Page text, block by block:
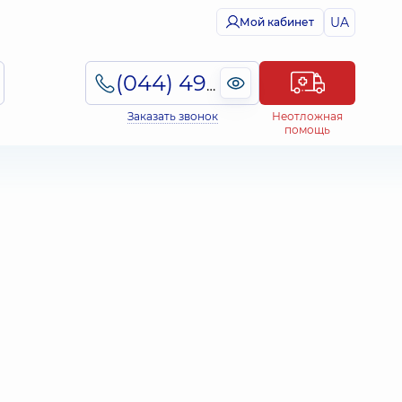
Мой кабинет UA
(044) 495-2-888
Заказать звонок
Неотложная
помощь